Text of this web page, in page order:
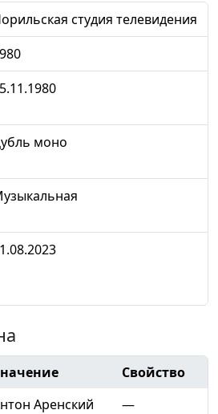
студия телевидения
моно
Свойство
Аренский
—